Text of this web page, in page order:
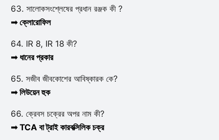
63. সালোকসংশ্লেষের প্রধান রঞ্জক কী ?
➟ ক্লোরোফিল
64. IR 8, IR 18 কী?
➟ ধানের প্রকার
65. সজীব জীবকোশের আবিষ্কারক কে?
➟ লিউয়েন হুক
66. ক্রেবস চক্রের অপর নাম কী?
➟ TCA বা ট্রাই কারবক্সিলিক চক্র